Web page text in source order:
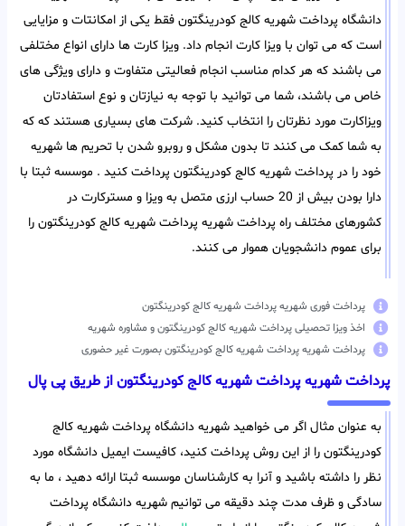
دانشگاه پرداخت شهریه کالج کودرینگتون فقط یکی از امکانتات و مزایایی
است که می توان با ویزا کارت انجام داد. ویزا کارت ها دارای انواع مختلفی
می باشند که هر کدام مناسب انجام فعالیتی متفاوت و دارای ویژگی های
خاص می باشند، شما می توانید با توجه به نیازتان و نوع استفادتان
ویزاکارت مورد نظرتان را انتخاب کنید. شرکت های بسیاری هستند که که
به شما کمک می کنند تا بدون مشکل و روبرو شدن با تحریم ها شهریه
خود را در پرداخت شهریه کالج کودرینگتون پرداخت کنید . موسسه ثبتا با
دارا بودن بیش از 20 حساب ارزی متصل به ویزا و مسترکارت در
کشورهای مختلف راه پرداخت شهریه پرداخت شهریه کالج کودرینگتون را
برای عموم دانشجویان هموار می کنند.
پرداخت فوری شهریه پرداخت شهریه کالج کودرینگتون
اخذ ویزا تحصیلی پرداخت شهریه کالج کودرینگتون و مشاوره شهریه
پرداخت شهریه پرداخت شهریه کالج کودرینگتون بصورت غیر حضوری
پرداخت شهریه پرداخت شهریه کالج کودرینگتون از طریق پی پال
به عنوان مثال اگر می خواهید شهریه دانشگاه پرداخت شهریه کالج
کودرینگتون را از این روش پرداخت کنید، کافیست ایمیل دانشگاه مورد
نظر را داشته باشید و آنرا به کارشناسان موسسه ثبتا ارائه دهید ، ما به
سادگی و ظرف مدت چند دقیقه می توانیم شهریه دانشگاه پرداخت